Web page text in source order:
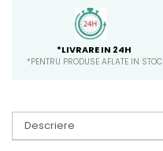
*LIVRARE IN 24H
*PENTRU PRODUSE AFLATE IN STOC
Descriere